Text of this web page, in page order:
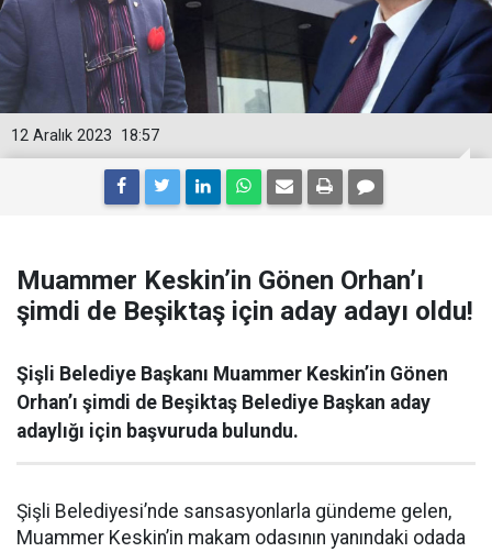
18:57
12 Aralık 2023
Muammer Keskin’in Gönen Orhan’ı
şimdi de Beşiktaş için aday adayı oldu!
Şişli Belediye Başkanı Muammer Keskin’in Gönen
Orhan’ı şimdi de Beşiktaş Belediye Başkan aday
adaylığı için başvuruda bulundu.
Şişli Belediyesi’nde sansasyonlarla gündeme gelen,
Muammer Keskin’in makam odasının yanındaki odada